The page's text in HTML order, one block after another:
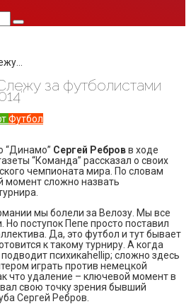
за футболистами
Футбол
“Динамо” Сергей Ребровв ходе
“Команда” рассказал о своих
чемпионата мира. По словам
момент сложно назвать
мы болели за Велозу. Мы все
поступок Пепе просто поставил
Да, это футбол и тут бывает
к такому турниру. А когда
психикаhellip; сложно здесь
играть против немецкой
что удаление – ключевой момент в
свою точку зрения бывший
Сергей Ребров.